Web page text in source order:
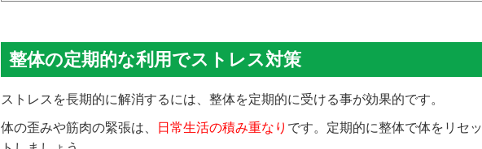
整体の定期的な利用でストレス対策
ストレスを長期的に解消するには、整体を定期的に受ける事が効果的です。
体の歪みや筋肉の緊張は、 日常生活の積み重なり です。定期的に整体で体をリセッ